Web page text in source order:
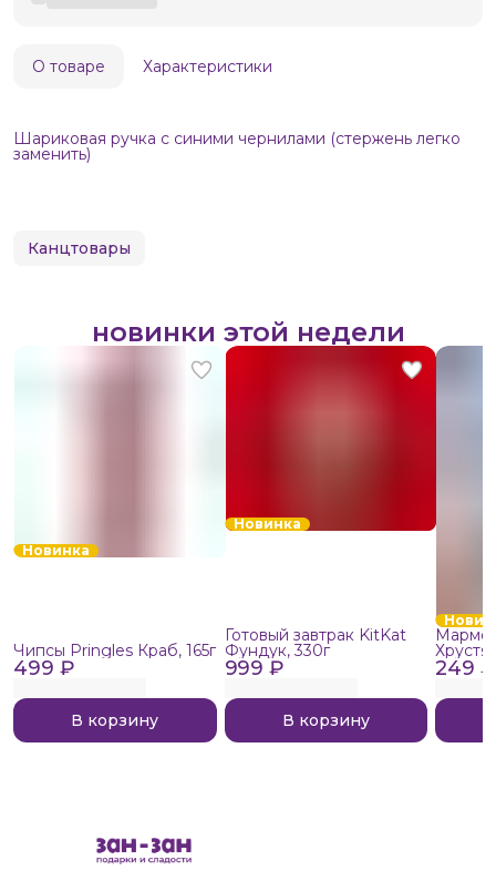
О товаре Характеристики
Шариковая ручка с синими чернилами (стержень легко
заменить)
Канцтовары
новинки этой недели
Новинка
499 ₽
Чипсы Pringles Краб, 165г
В корзину
Новинка
999 ₽
Готовый завтрак KitKat
Фундук, 330г
В корзину
249 ₽